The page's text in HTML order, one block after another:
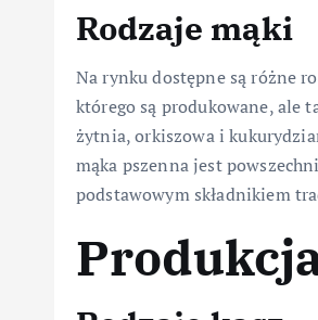
Rodzaje mąki
Na rynku dostępne są różne
którego są produkowane, ale
żytnia, orkiszowa i
mąka pszenna jest
podstawowym składnikiem